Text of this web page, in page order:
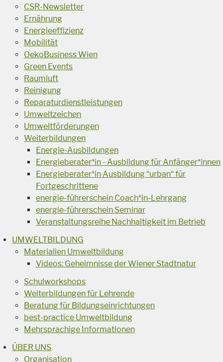
CSR-Newsletter
Ernährung
Energieeffizienz
Mobilität
OekoBusiness Wien
Green Events
Raumluft
Reinigung
Reparaturdienstleistungen
Umweltzeichen
Umweltförderungen
Weiterbildungen
Energie-Ausbildungen
Energieberater*in - Ausbildung für Anfänger*innen
Energieberater*in Ausbildung “urban“ für
Fortgeschrittene
energie-führerschein Coach*in-Lehrgang
energie-führerschein Seminar
Veranstaltungsreihe Nachhaltigkeit im Betrieb
UMWELTBILDUNG
Materialien Umweltbildung
Videos: Geheimnisse der Wiener Stadtnatur
Schulworkshops
Weiterbildungen für Lehrende
Beratung für Bildungseinrichtungen
best-practice Umweltbildung
Mehrsprachige Informationen
ÜBER UNS
Organisation